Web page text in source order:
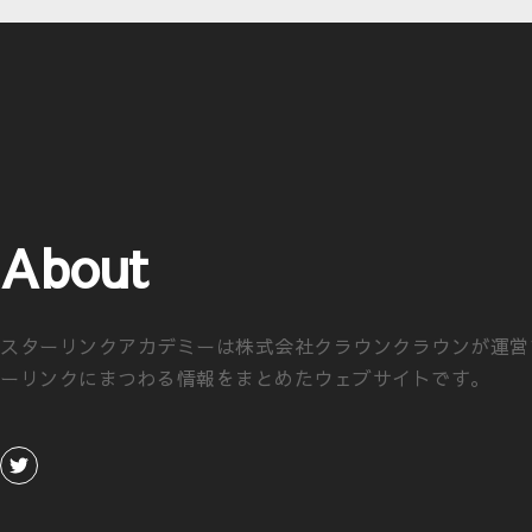
About
スターリンクアカデミーは株式会社クラウンクラウンが運
ーリンクにまつわる情報をまとめたウェブサイトです。